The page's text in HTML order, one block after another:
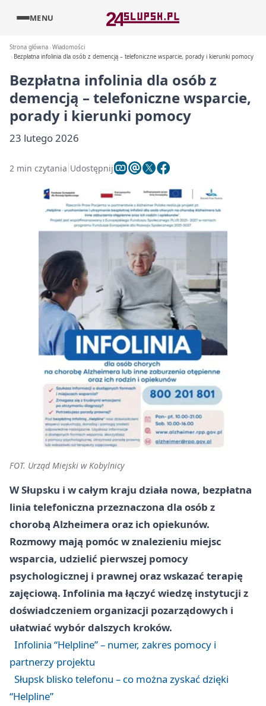
MENU
Strona główna Wiadomości
Bezpłatna infolinia dla osób z demencją – telefoniczne wsparcie, porady i kierunki pomocy
Bezpłatna infolinia dla osób z
demencją – telefoniczne wsparcie,
porady i kierunki pomocy
23 lutego 2026
2 min czytania Udostępnij
FOT. Urząd Miejski w Kobylnicy
W Słupsku i w całym kraju działa nowa, bezpłatna
linia telefoniczna przeznaczona dla osób z
chorobą Alzheimera oraz ich opiekunów.
Rozmowy mają pomóc w znalezieniu miejsc
wsparcia, udzielić pierwszej pomocy
psychologicznej i prawnej oraz wskazać terapię
zajęciową. Infolinia ma łączyć wiedzę instytucji z
doświadczeniem organizacji pozarządowych i
ułatwiać wybór dalszych kroków.
Infolinia “Helpline” – numer, zakres pomocy i
partnerzy projektu
Słupsk blisko telefonu – co można zyskać dzięki
“Helpline”